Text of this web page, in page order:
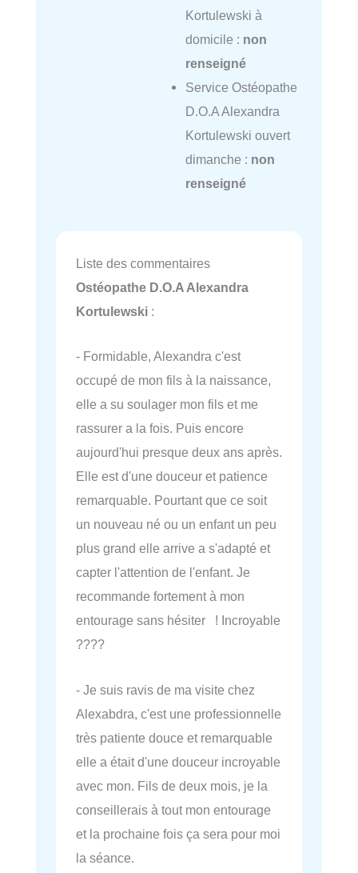
Kortulewski à
domicile : non
renseigné
Service Ostéopathe
D.O.A Alexandra
Kortulewski ouvert
dimanche : non
renseigné
Liste des commentaires
Ostéopathe D.O.A Alexandra
Kortulewski :
- Formidable, Alexandra c'est
occupé de mon fils à la naissance,
elle a su soulager mon fils et me
rassurer a la fois. Puis encore
aujourd'hui presque deux ans après.
Elle est d'une douceur et patience
remarquable. Pourtant que ce soit
un nouveau né ou un enfant un peu
plus grand elle arrive a s'adapté et
capter l'attention de l'enfant. Je
recommande fortement à mon
entourage sans hésiter ! Incroyable
????
- Je suis ravis de ma visite chez
Alexabdra, c'est une professionnelle
très patiente douce et remarquable
elle a était d'une douceur incroyable
avec mon. Fils de deux mois, je la
conseillerais à tout mon entourage
et la prochaine fois ça sera pour moi
la séance.